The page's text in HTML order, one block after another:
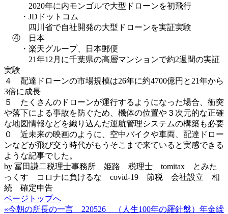
2020年に内モンゴルで大型ドローンを初飛行
・JDドットコム
四川省で自社開発の大型ドローンを実証実験
④ 日本
・楽天グループ、日本郵便
21年12月に千葉県の高層マンションで約2週間の実証
実験
４ 配達ドローンの市場規模は26年に約4700億円と21年から
3倍に成長
５ たくさんのドローンが運行するようになった場合、衝突
や落下による事故を防ぐため、機体の位置や３次元的な正確
な地図情報などを織り込んだ運航管理システムの構築も必要
０ 近未来の映画のように、空中バイクや車両、配達ドロー
ンなどが飛び交う時代がもうそこまで来ていると実感できる
ような記事でした。
by 冨田謙二税理士事務所 姫路 税理士 tomitax とみた
っくす コロナに負けるな covid-19 節税 会社設立 相
続 確定申告
ページトップへ
«今朝の所長の一言 220526 （人生100年の羅針盤）年金繰